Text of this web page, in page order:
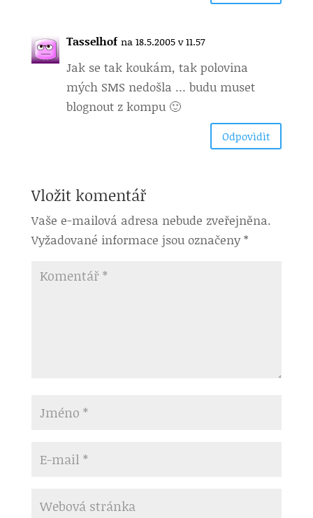
Tasselhof na 18.5.2005 v 11.57
Jak se tak koukám, tak polovina
mých SMS nedošla … budu muset
blognout z kompu 🙂
Odpovìdìt
Vložit komentář
Vaše e-mailová adresa nebude zveřejněna.
Vyžadované informace jsou označeny*